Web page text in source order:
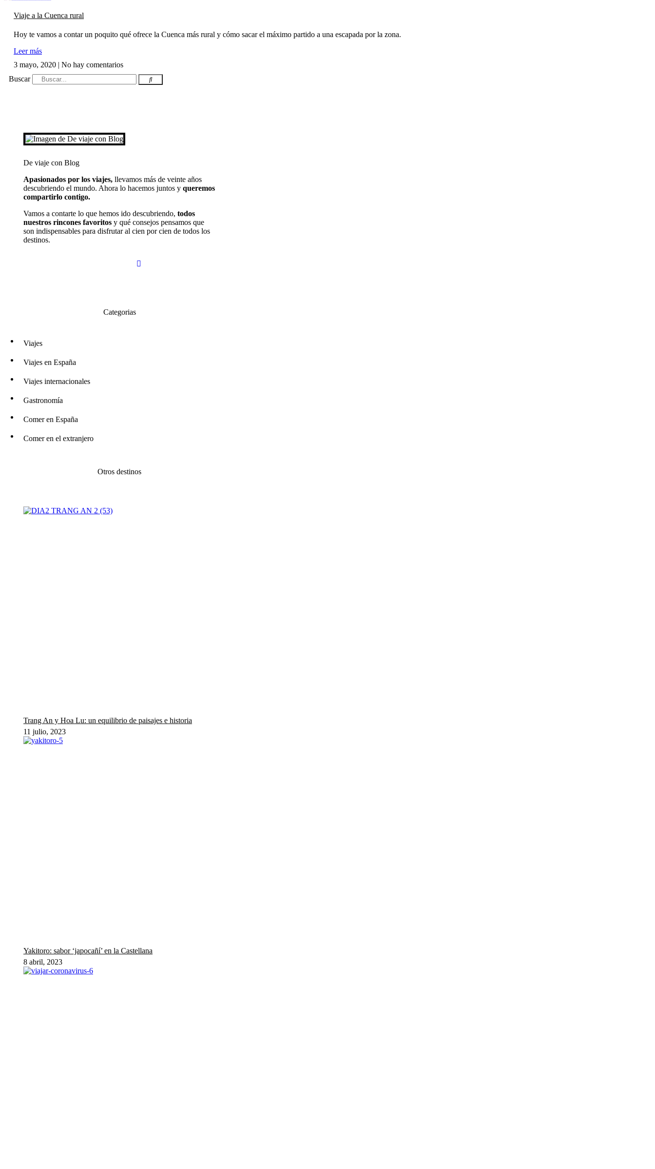
Viaje a la Cuenca rural
Hoy te vamos a contar un poquito qué ofrece la Cuenca más rural y cómo sacar el máximo partido a una escapada por la zona.
Leer más
3 mayo, 2020
No hay comentarios
Buscar
De viaje con Blog
Apasionados por los viajes, llevamos más de veinte años
descubriendo el mundo. Ahora lo hacemos juntos y queremos
compartirlo contigo.
Vamos a contarte lo que hemos ido descubriendo, todos
nuestros rincones favoritos y qué consejos pensamos que
son indispensables para disfrutar al cien por cien de todos los
destinos.
Categorias
Viajes
Viajes en España
Viajes internacionales
Gastronomía
Comer en España
Comer en el extranjero
Otros destinos
Trang An y Hoa Lu: un equilibrio de paisajes e historia
11 julio, 2023
Yakitoro: sabor ‘japocañí’ en la Castellana
8 abril, 2023